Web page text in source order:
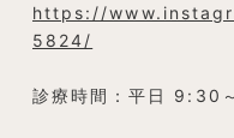
https://
5824/
診療時間：平日